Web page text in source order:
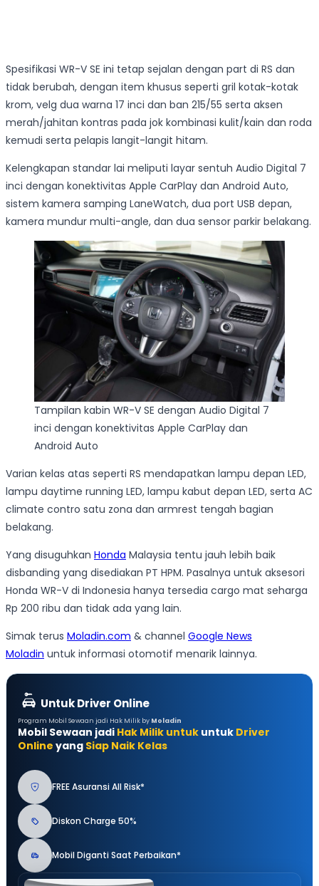
Spesifikasi WR-V SE ini tetap sejalan dengan part di RS dan
tidak berubah, dengan item khusus seperti gril kotak-kotak
krom, velg dua warna 17 inci dan ban 215/55 serta aksen
merah/jahitan kontras pada jok kombinasi kulit/kain dan roda
kemudi serta pelapis langit-langit hitam.
Kelengkapan standar lai meliputi layar sentuh Audio Digital 7
inci dengan konektivitas Apple CarPlay dan Android Auto,
sistem kamera samping LaneWatch, dua port USB depan,
kamera mundur multi-angle, dan dua sensor parkir belakang.
Tampilan kabin WR-V SE dengan Audio Digital 7
inci dengan konektivitas Apple CarPlay dan
Android Auto
Varian kelas atas seperti RS mendapatkan lampu depan LED,
lampu daytime running LED, lampu kabut depan LED, serta AC
climate contro satu zona dan armrest tengah bagian
belakang.
Yang disuguhkan Honda Malaysia tentu jauh lebih baik
disbanding yang disediakan PT HPM. Pasalnya untuk aksesori
Honda WR-V di Indonesia hanya tersedia cargo mat seharga
Rp 200 ribu dan tidak ada yang lain.
Simak terus Moladin.com & channel Google News
Moladin untuk informasi otomotif menarik lainnya.
Untuk Driver Online
Program Mobil Sewaan jadi Hak Milik by Moladin
Mobil Sewaan jadi Hak Milik untuk untuk Driver
Online yang Siap Naik Kelas
FREE Asuransi All Risk*
Diskon Charge 50%
Mobil Diganti Saat Perbaikan*